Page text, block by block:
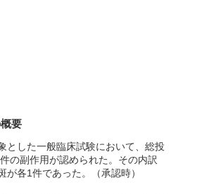
要
とした一般臨床試験において、総投
の副作用が認められた。その内訳
が各1件であった。（承認時）